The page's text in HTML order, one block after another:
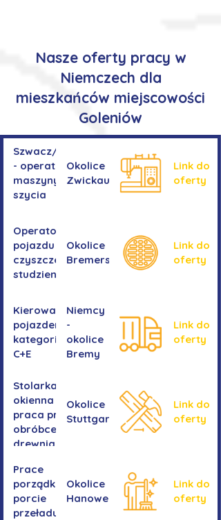
Nasze oferty pracy w
Niemczech dla
mieszkańców miejscowości
Goleniów
Szwacz/Szwaczka
- operator
maszyny do
szycia
Okolice
Zwickau
Link do
oferty
Operator/operatorka
pojazdu do
czyszczenia
studzienek
Okolice
Bremershaven
Link do
oferty
Kierowanie
pojazdem
kategorii
C+E
Niemcy
-
okolice
Bremy
Link do
oferty
Stolarka
okienna -
praca przy
obróbce
drewnianych
okiennych
Okolice
Stuttgartu
Link do
oferty
Prace
porządkowe w
porcie
przeładunkowym
Okolice
Hanoweru
Link do
oferty